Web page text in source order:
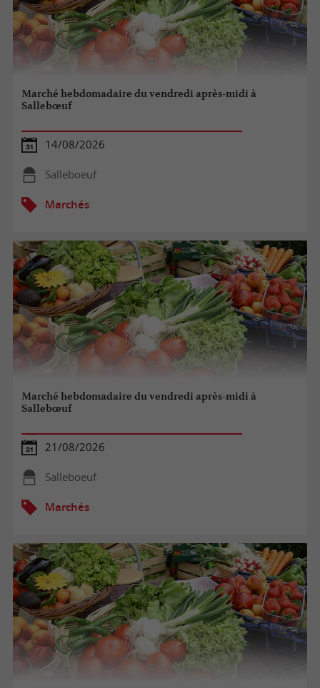
Marché hebdomadaire du vendredi après-midi à
Sallebœuf
14/08/2026
Salleboeuf
Marchés
Marché hebdomadaire du vendredi après-midi à
Sallebœuf
21/08/2026
Salleboeuf
Marchés